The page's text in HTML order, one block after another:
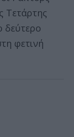
Τετάρτης
δεύτερο
φετινή